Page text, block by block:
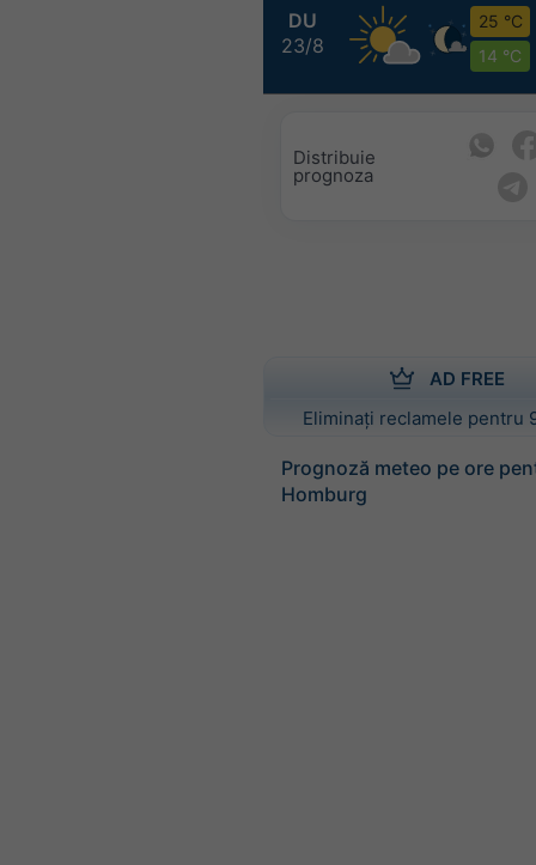
DU
23/8
25 °C
14 °C
Distribuie
prognoza
AD FREE
Eliminați reclamele pentru
Prognoză meteo pe ore
Homburg